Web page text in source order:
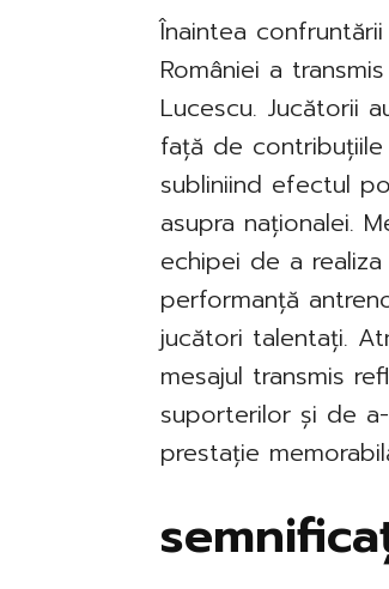
Înaintea
României a
Lucescu. Jucătorii
față de
subliniind efectul
asupra naționalei.
echipei de a
performanță
jucători talentați.
mesajul transmis
suporterilor și de
prestație